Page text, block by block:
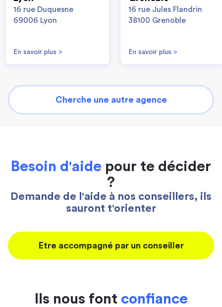
16 rue Duquesne
69006 Lyon
En savoir plus >
16 rue Jules Flandrin
38100 Grenoble
En savoir plus >
Cherche une autre agence
Besoin d'aide pour te décider
?
Demande de l'aide à nos conseillers, ils
sauront t'orienter
Etre accompagné par un conseiller
Ils nous font confiance